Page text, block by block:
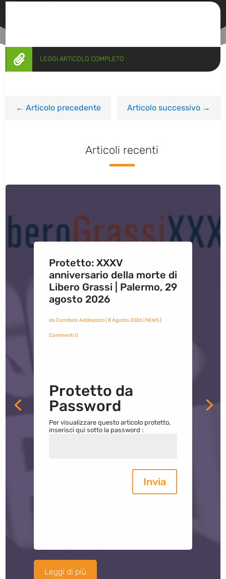
 LEGGI ARTICOLO COMPLETO
←Articolo precedente Articolo successivo→
Articoli recenti
Protetto: XXXV
anniversario della morte di
Libero Grassi | Palermo, 29
agosto 2026
da Comitato Addiopizzo| 8 Agosto 2026| NEWS|
Commenti 0
Protetto da
Password
Per visualizzare questo articolo protetto,
inserisci qui sotto la password :
Invia
Leggi di più